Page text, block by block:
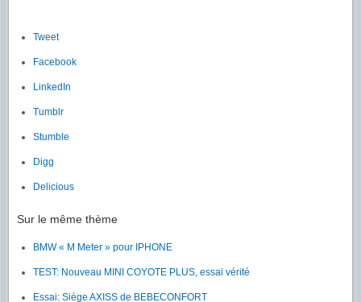
Tweet
Facebook
LinkedIn
Tumblr
Stumble
Digg
Delicious
Sur le même thème
BMW « M Meter » pour IPHONE
TEST: Nouveau MINI COYOTE PLUS, essai vérité
Essai: Siège AXISS de BEBECONFORT